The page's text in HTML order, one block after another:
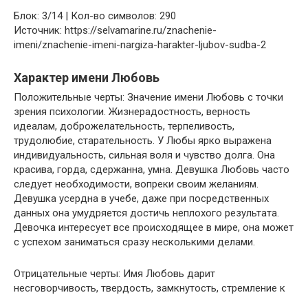
Блок: 3/14 | Кол-во символов: 290
Источник: https://selvamarine.ru/znachenie-
imeni/znachenie-imeni-nargiza-harakter-ljubov-sudba-2
Характер имени Любовь
Положительные черты: Значение имени Любовь с точки
зрения психологии. Жизнерадостность, верность
идеалам, доброжелательность, терпеливость,
трудолюбие, старательность. У Любы ярко выражена
индивидуальность, сильная воля и чувство долга. Она
красива, горда, сдержанна, умна. Девушка Любовь часто
следует необходимости, вопреки своим желаниям.
Девушка усердна в учебе, даже при посредственных
данных она умудряется достичь неплохого результата.
Девочка интересует все происходящее в мире, она может
с успехом заниматься сразу несколькими делами.
Отрицательные черты: Имя Любовь дарит
несговорчивость, твердость, замкнутость, стремление к